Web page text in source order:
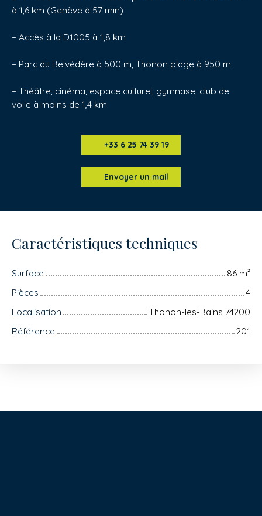
à 1,6 km (Genève à 57 min)
– Accès à la D1005 à 1,8 km
– Parc du Belvédère à 500 m, Thonon plage à 950 m
– Théâtre, cinéma, espace culturel, gymnase, club de
voile à moins de 1,4 km
+33 6 25 74 39 19
Envoyer un mail
Caractéristiques techniques
Surface 86 m²
Pièces
4
Localisation
Thonon-les-Bains 74200
Référence
201